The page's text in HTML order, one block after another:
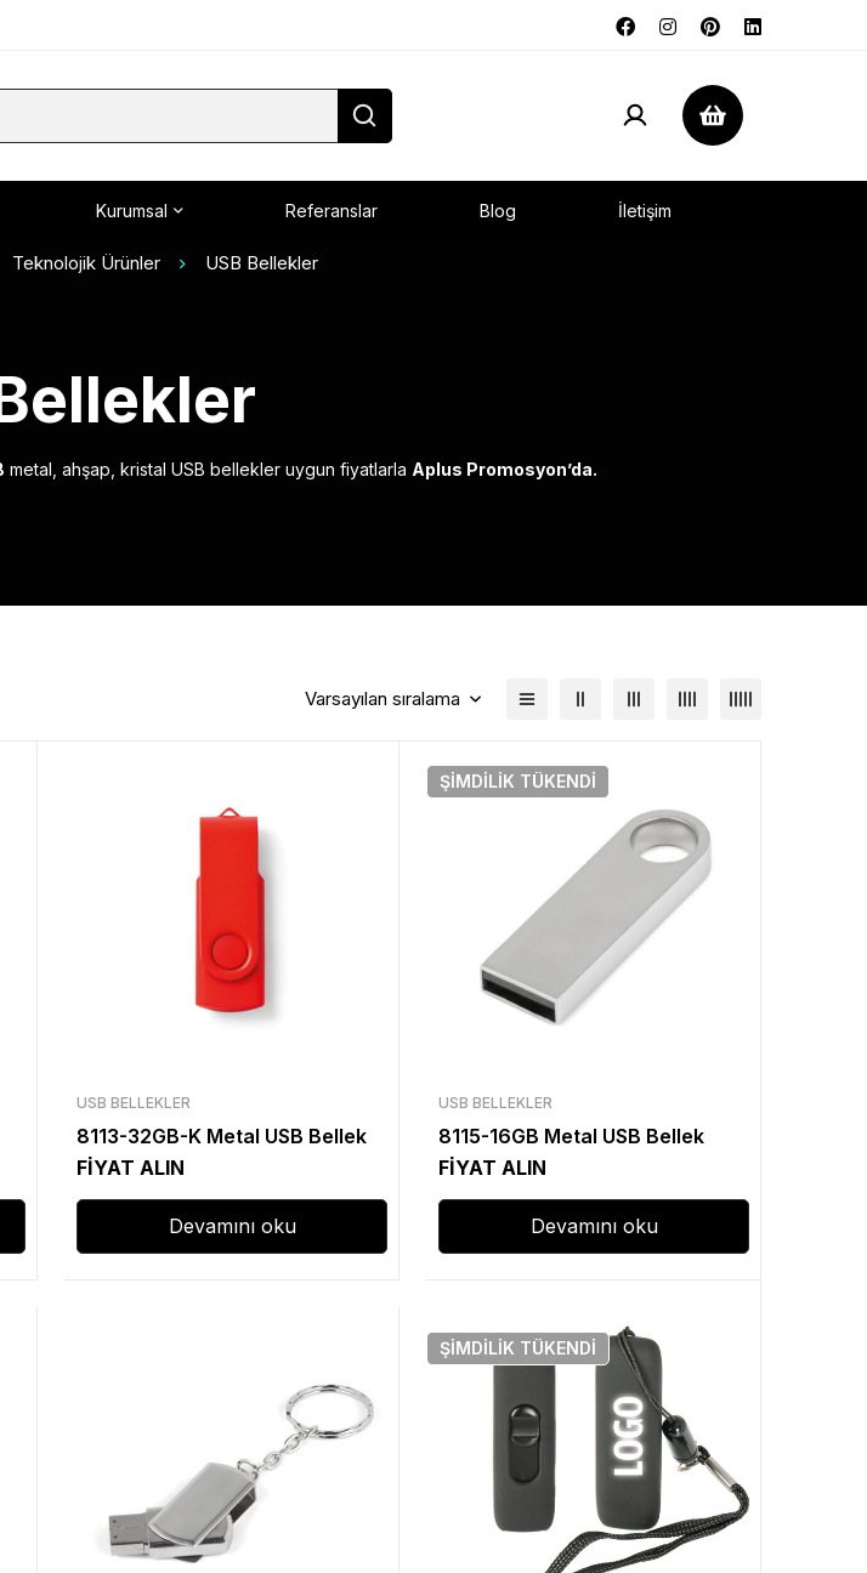
Kurumsal Referanslar Blog İletişim
Teknolojik Ürünler USB Bellekler
metal, ahşap, kristal USB bellekler uygun fiyatlarla Aplus Promosyon’da.
Varsayılan sıralama
USB BELLEKLER
8113-32GB-K Metal USB Bellek
FİYAT ALIN
Devamını oku
ŞIMDILIK TÜKENDI
USB BELLEKLER
8115-16GB Metal USB Bellek
FİYAT ALIN
Devamını oku
ŞIMDILIK TÜKENDI